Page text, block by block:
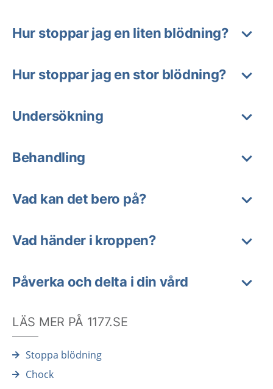
Hur stoppar jag en liten blödning?
Hur stoppar jag en stor blödning?
Undersökning
Behandling
Vad kan det bero på?
Vad händer i kroppen?
Påverka och delta i din vård
LÄS MER PÅ 1177.SE
Stoppa blödning
Chock